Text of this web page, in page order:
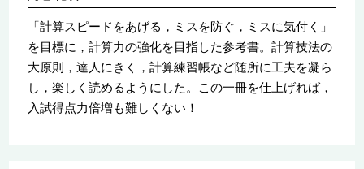
「計算スピードをあげる，ミスを防ぐ，ミスに気付く」
を目標に，計算力の強化を目指した参考書。計算技法の
大原則，達人にきく，計算練習帳など随所に工夫を凝ら
し，楽しく読めるようにした。この一冊を仕上げれば，
入試得点力倍増も難しくない！